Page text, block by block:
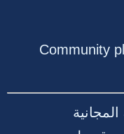
Community